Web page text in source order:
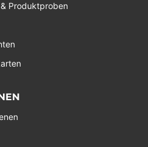
Produktproben